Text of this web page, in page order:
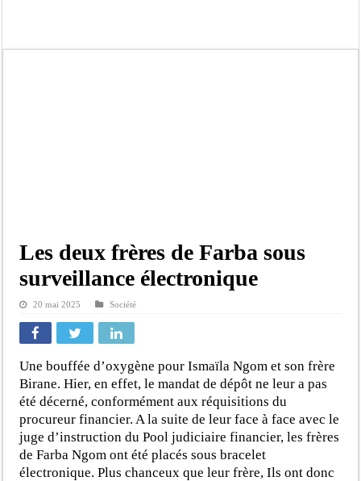
Les deux frères de Farba sous
surveillance électronique
20 mai 2025 Société
Une bouffée d’oxygène pour Ismaïla Ngom et son frère
Birane. Hier, en effet, le mandat de dépôt ne leur a pas
été décerné, conformément aux réquisitions du
procureur financier. A la suite de leur face à face avec le
juge d’instruction du Pool judiciaire financier, les frères
de Farba Ngom ont été placés sous bracelet
électronique. Plus chanceux que leur frère, Ils ont donc